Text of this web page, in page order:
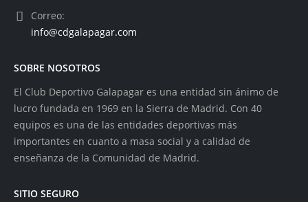
Correo:
info@cdgalapagar.com
SOBRE NOSOTROS
El Club Deportivo Galapagar es una entidad sin ánimo de
lucro fundada en 1969 en la Sierra de Madrid. Con 40
equipos es una de las entidades deportivas más
importantes en cuanto a masa social y a calidad de
enseñanza de la Comunidad de Madrid.
SITIO SEGURO